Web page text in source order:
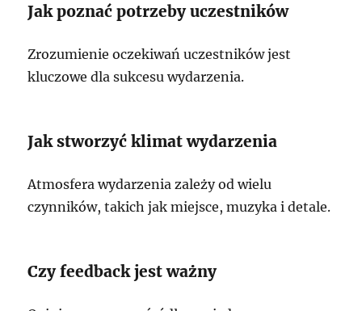
Jak poznać potrzeby uczestników
Zrozumienie oczekiwań uczestników jest
kluczowe dla sukcesu wydarzenia.
Jak stworzyć klimat wydarzenia
Atmosfera wydarzenia zależy od wielu
czynników, takich jak miejsce, muzyka i detale.
Czy feedback jest ważny